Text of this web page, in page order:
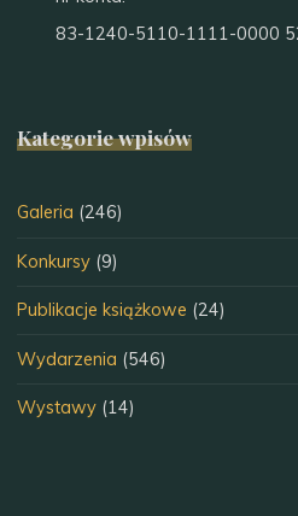
83-1240-5110-1111-0000
Kategorie wpisów
Galeria (246)
Konkursy (9)
Publikacje książkowe (24)
Wydarzenia (546)
Wystawy (14)